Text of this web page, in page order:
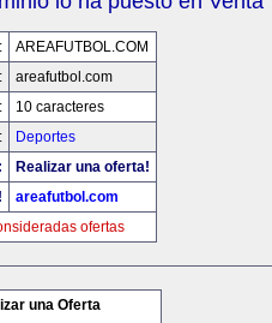
AREAFUTBOL.COM
areafutbol.com
10 caracteres
Deportes
Realizar una oferta!
areafutbol.com
ofertas
una Oferta